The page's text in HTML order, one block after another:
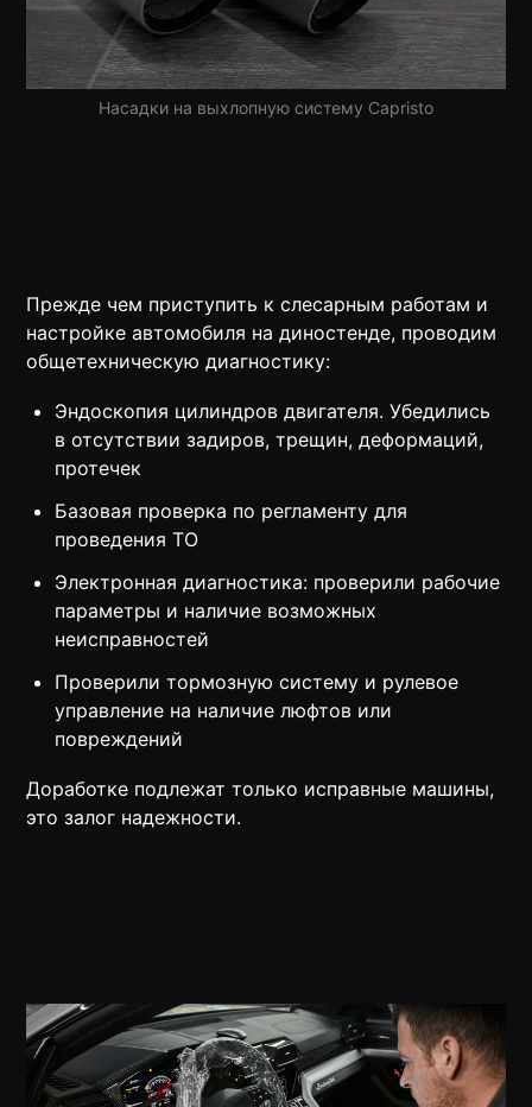
Насадки на выхлопную систему Capristo
Прежде чем приступить к слесарным работам и
настройке автомобиля на диностенде, проводим
общетехническую диагностику:
Эндоскопия цилиндров двигателя. Убедились
в отсутствии задиров, трещин, деформаций,
протечек
Базовая проверка по регламенту для
проведения ТО
Электронная диагностика: проверили рабочие
параметры и наличие возможных
неисправностей
Проверили тормозную систему и рулевое
управление на наличие люфтов или
повреждений
Доработке подлежат только исправные машины,
это залог надежности.